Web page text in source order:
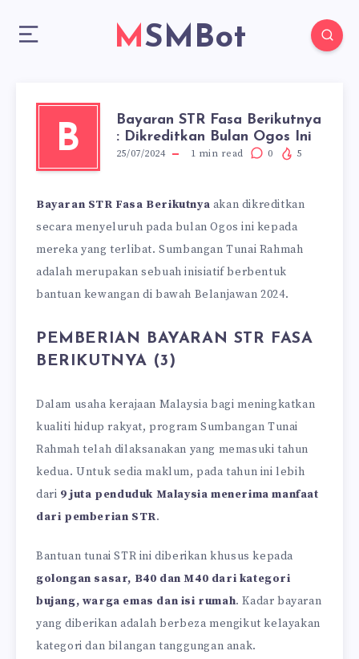
MSMBot
B
Bayaran STR Fasa Berikutnya
: Dikreditkan Bulan Ogos Ini
25/07/2024 1 min read 0 5
Bayaran STR Fasa Berikutnya akan dikreditkan
secara menyeluruh pada bulan Ogos ini kepada
mereka yang terlibat. Sumbangan Tunai Rahmah
adalah merupakan sebuah inisiatif berbentuk
bantuan kewangan di bawah Belanjawan 2024.
PEMBERIAN BAYARAN STR FASA
BERIKUTNYA (3)
Dalam usaha kerajaan Malaysia bagi meningkatkan
kualiti hidup rakyat, program Sumbangan Tunai
Rahmah telah dilaksanakan yang memasuki tahun
kedua. Untuk sedia maklum, pada tahun ini lebih
dari 9 juta penduduk Malaysia menerima manfaat
dari pemberian STR.
Bantuan tunai STR ini diberikan khusus kepada
golongan sasar, B40 dan M40 dari kategori
bujang, warga emas dan isi rumah. Kadar bayaran
yang diberikan adalah berbeza mengikut kelayakan
kategori dan bilangan tanggungan anak.